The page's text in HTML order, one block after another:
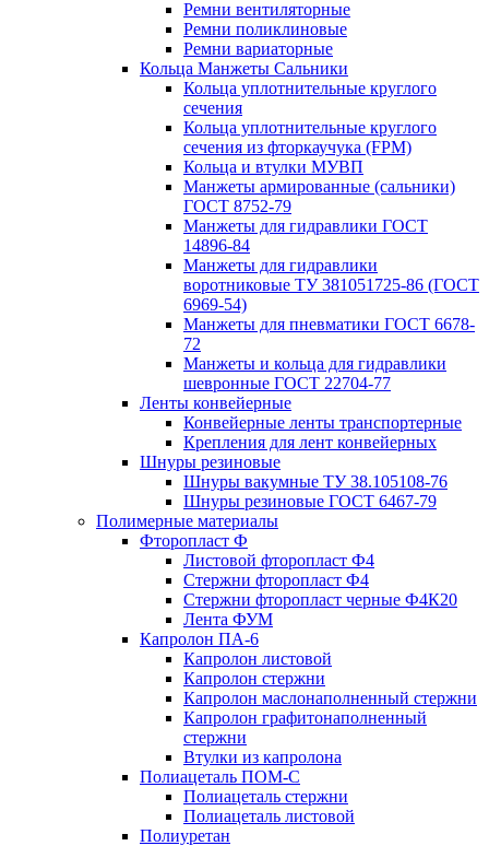
Ремни вентиляторные
Ремни поликлиновые
Ремни вариаторные
Кольца Манжеты Сальники
Кольца уплотнительные круглого
сечения
Кольца уплотнительные круглого
сечения из фторкаучука (FPM)
Кольца и втулки МУВП
Манжеты армированные (сальники)
ГОСТ 8752-79
Манжеты для гидравлики ГОСТ
14896-84
Манжеты для гидравлики
воротниковые ТУ 381051725-86 (ГОСТ
6969-54)
Манжеты для пневматики ГОСТ 6678-
72
Манжеты и кольца для гидравлики
шевронные ГОСТ 22704-77
Ленты конвейерные
Конвейерные ленты транспортерные
Крепления для лент конвейерных
Шнуры резиновые
Шнуры вакумные ТУ 38.105108-76
Шнуры резиновые ГОСТ 6467-79
Полимерные материалы
Фторопласт Ф
Листовой фторопласт Ф4
Стержни фторопласт Ф4
Стержни фторопласт черные Ф4К20
Лента ФУМ
Капролон ПА-6
Капролон листовой
Капролон стержни
Капролон маслонаполненный стержни
Капролон графитонаполненный
стержни
Втулки из капролона
Полиацеталь ПОМ-С
Полиацеталь стержни
Полиацеталь листовой
Полиуретан